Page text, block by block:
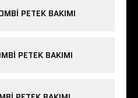
PETEK BAKIMI
PETEK BAKIMI